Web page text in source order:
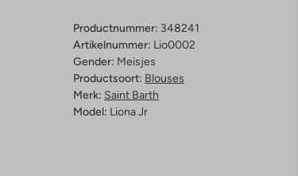
Productnummer: 348241
Artikelnummer: Lio0002
Gender: Meisjes
Productsoort: Blouses
Merk: Saint Barth
Model: Liona Jr